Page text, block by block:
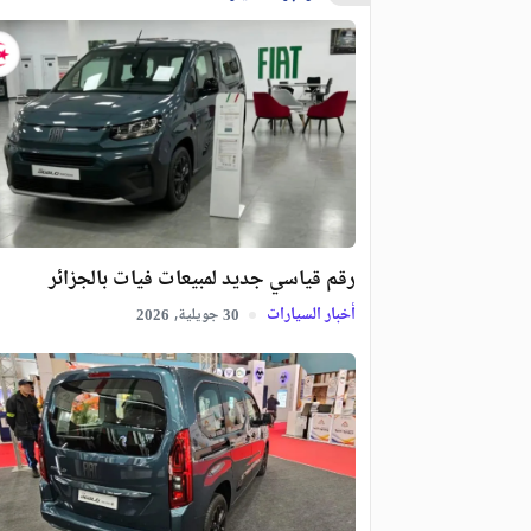
رقم قياسي جديد لمبيعات فيات بالجزائر
أخبار السيارات 30 جويلية, 2026